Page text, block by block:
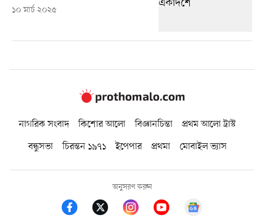
১০ মার্চ ২০২৫
নাগরিক সংবাদ কিশোর আলো বিজ্ঞানচিন্তা
প্রথম আলো ট্রাস্ট
বন্ধুসভা
চিরন্তন ১৯৭১ ইপেপার প্রথমা মোবাইল ভ্যাস
অনুসরণ করুন